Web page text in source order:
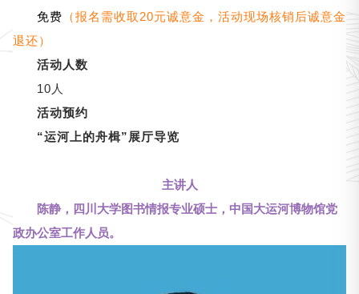
免费 （报名需收取20元诚意金，活动现场核销后诚意金
退还）
活动人数
10 人
活动预约
“运河上的舟楫”展厅导览
主讲人
陈静，四川大学图书情报专业硕士，中国大运河博物馆党
政办公室工作人员。